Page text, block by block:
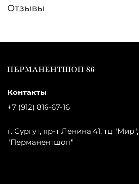
Отзывы
Контакты
+7 (912) 816-67-16
г. Сургут, пр-т Ленина 41, тц
"Перманентшоп"